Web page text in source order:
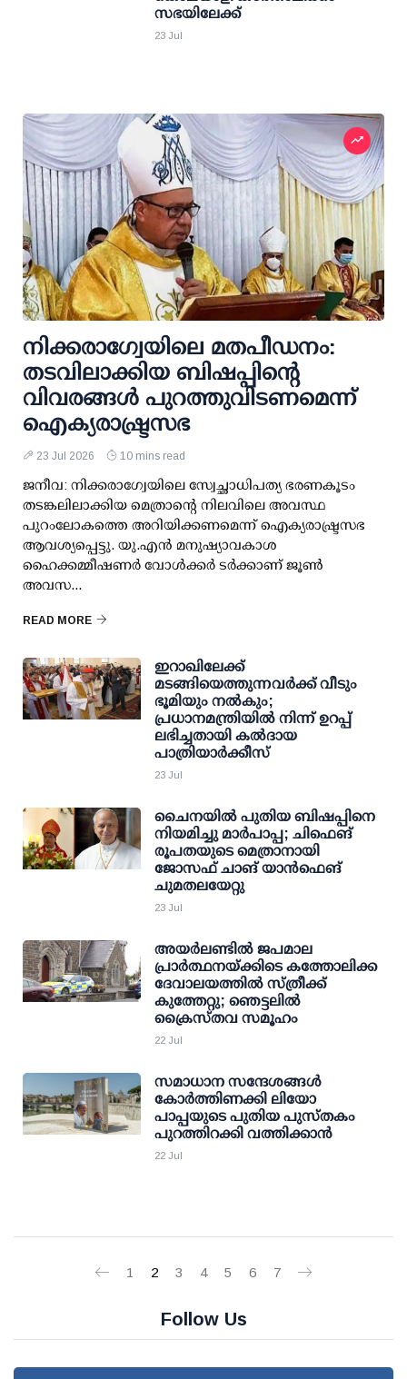
സഭയിലേക്ക്
23 Jul
നിക്കരാഗ്വേയിലെ മതപീഡനം:
തടവിലാക്കിയ ബിഷപ്പിന്റെ
വിവരങ്ങൾ പുറത്തുവിടണമെന്ന്
ഐക്യരാഷ്ട്രസഭ
23 Jul 2026 10 mins read
ജനീവ: നിക്കരാഗ്വേയിലെ സ്വേച്ഛാധിപത്യ ഭരണകൂടം
തടങ്കലിലാക്കിയ മെത്രാന്റെ നിലവിലെ അവസ്ഥ
പുറംലോകത്തെ അറിയിക്കണമെന്ന് ഐക്യരാഷ്ട്രസഭ
ആവശ്യപ്പെട്ടു. യു.എൻ മനുഷ്യാവകാശ
ഹൈക്കമ്മീഷണർ വോൾക്കർ ടർക്കാണ് ജൂൺ
അവസ...
READ MORE
ഇറാഖിലേക്ക്
മടങ്ങിയെത്തുന്നവർക്ക് വീടും
ഭൂമിയും നൽകും;
പ്രധാനമന്ത്രിയിൽ നിന്ന് ഉറപ്പ്
ലഭിച്ചതായി കൽദായ
പാത്രിയാർക്കീസ്
23 Jul
ചൈനയിൽ പുതിയ ബിഷപ്പിനെ
നിയമിച്ചു മാർപാപ്പ; ചിഫെങ്
രൂപതയുടെ മെത്രാനായി
ജോസഫ് ചാങ് യാൻഫെങ്
ചുമതലയേറ്റു
23 Jul
അയർലണ്ടിൽ ജപമാല
പ്രാർത്ഥനയ്ക്കിടെ കത്തോലിക്ക
ദേവാലയത്തിൽ സ്ത്രീക്ക്
കുത്തേറ്റു; ഞെട്ടലിൽ
ക്രൈസ്തവ സമൂഹം
22 Jul
സമാധാന സന്ദേശങ്ങൾ
കോർത്തിണക്കി ലിയോ
പാപ്പയുടെ പുതിയ പുസ്തകം
പുറത്തിറക്കി വത്തിക്കാൻ
22 Jul
1 2 3 4 5 6 7
Follow Us